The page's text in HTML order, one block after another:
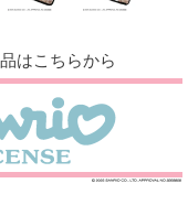
はこちらから